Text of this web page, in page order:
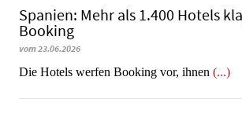
Spanien: Mehr als 1.400 Hotels
Booking
vom 23.06.2026
​​​​​​​Die Hotels werfen Booking vor, ihnen (...)